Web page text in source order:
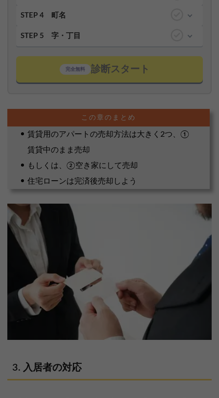
STEP 4 町名
STEP 5 字・丁目
完全無料 診断スタート
賃貸用のアパートの売却方法は大きく2つ、①
賃貸中のまま売却
もしくは、②空き家にして売却
住宅ローンは完済後売却しよう
入居者の対応